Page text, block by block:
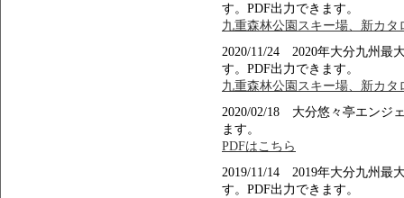
す。PDF出力できます。
九重森林公園スキー場、新カタ
2020/11/24 2020年大分九州最
す。PDF出力できます。
九重森林公園スキー場、新カタ
2020/02/18 大分悠々亭エンジ
ます。
PDFはこちら
2019/11/14 2019年大分九州最
す。PDF出力できます。